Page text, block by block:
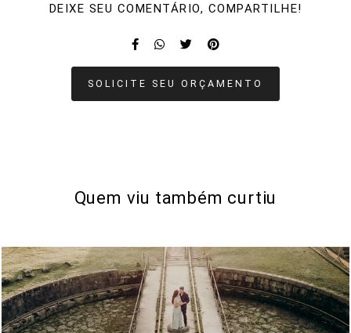
DEIXE SEU COMENTÁRIO, COMPARTILHE!
SOLICITE SEU ORÇAMENTO
Quem viu também curtiu